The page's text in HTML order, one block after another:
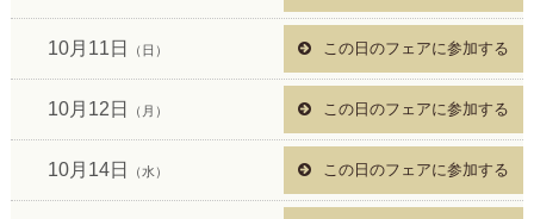
10月11日 （日） この日のフェアに参加する
10月12日 （月） この日のフェアに参加する
10月14日 （水） この日のフェアに参加する